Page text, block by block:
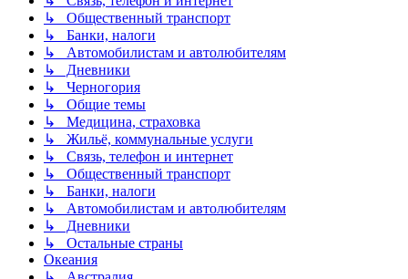
↳ Общественный транспорт
↳ Банки, налоги
↳ Автомобилистам и автолюбителям
↳ Дневники
↳ Черногория
↳ Общие темы
↳ Медицина, страховка
↳ Жильё, коммунальные услуги
↳ Связь, телефон и интернет
↳ Общественный транспорт
↳ Банки, налоги
↳ Автомобилистам и автолюбителям
↳ Дневники
↳ Остальные страны
Океания